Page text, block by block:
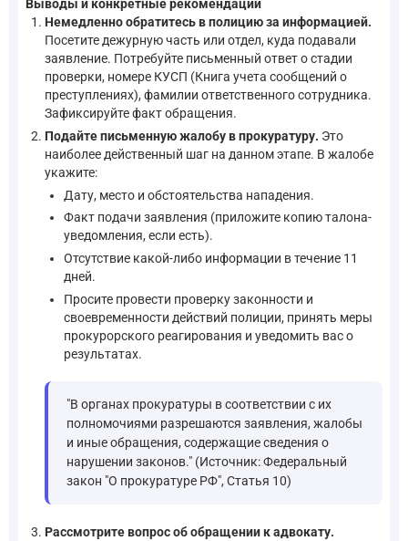
Выводы и конкретные рекомендации
Немедленно обратитесь в полицию за информацией.
Посетите дежурную часть или отдел, куда подавали
заявление. Потребуйте письменный ответ о стадии
проверки, номере КУСП (Книга учета сообщений о
преступлениях), фамилии ответственного сотрудника.
Зафиксируйте факт обращения.
Подайте письменную жалобу в прокуратуру. Это
наиболее действенный шаг на данном этапе. В жалобе
укажите:
Дату, место и обстоятельства нападения.
Факт подачи заявления (приложите копию талона-
уведомления, если есть).
Отсутствие какой-либо информации в течение 11
дней.
Просите провести проверку законности и
своевременности действий полиции, принять меры
прокурорского реагирования и уведомить вас о
результатах.
"В органах прокуратуры в соответствии с их
полномочиями разрешаются заявления, жалобы
и иные обращения, содержащие сведения о
нарушении законов." (Источник: Федеральный
закон "О прокуратуре РФ", Статья 10)
Рассмотрите вопрос об обращении к адвокату.